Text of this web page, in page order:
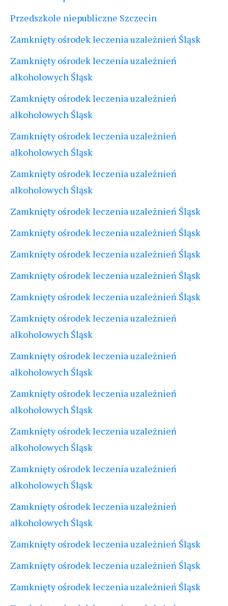
Przedszkole niepubliczne Szczecin
Zamknięty ośrodek leczenia uzależnień Śląsk
Zamknięty ośrodek leczenia uzależnień
alkoholowych Śląsk
Zamknięty ośrodek leczenia uzależnień
alkoholowych Śląsk
Zamknięty ośrodek leczenia uzależnień
alkoholowych Śląsk
Zamknięty ośrodek leczenia uzależnień
alkoholowych Śląsk
Zamknięty ośrodek leczenia uzależnień Śląsk
Zamknięty ośrodek leczenia uzależnień Śląsk
Zamknięty ośrodek leczenia uzależnień Śląsk
Zamknięty ośrodek leczenia uzależnień Śląsk
Zamknięty ośrodek leczenia uzależnień Śląsk
Zamknięty ośrodek leczenia uzależnień
alkoholowych Śląsk
Zamknięty ośrodek leczenia uzależnień
alkoholowych Śląsk
Zamknięty ośrodek leczenia uzależnień
alkoholowych Śląsk
Zamknięty ośrodek leczenia uzależnień
alkoholowych Śląsk
Zamknięty ośrodek leczenia uzależnień
alkoholowych Śląsk
Zamknięty ośrodek leczenia uzależnień
alkoholowych Śląsk
Zamknięty ośrodek leczenia uzależnień Śląsk
Zamknięty ośrodek leczenia uzależnień Śląsk
Zamknięty ośrodek leczenia uzależnień Śląsk